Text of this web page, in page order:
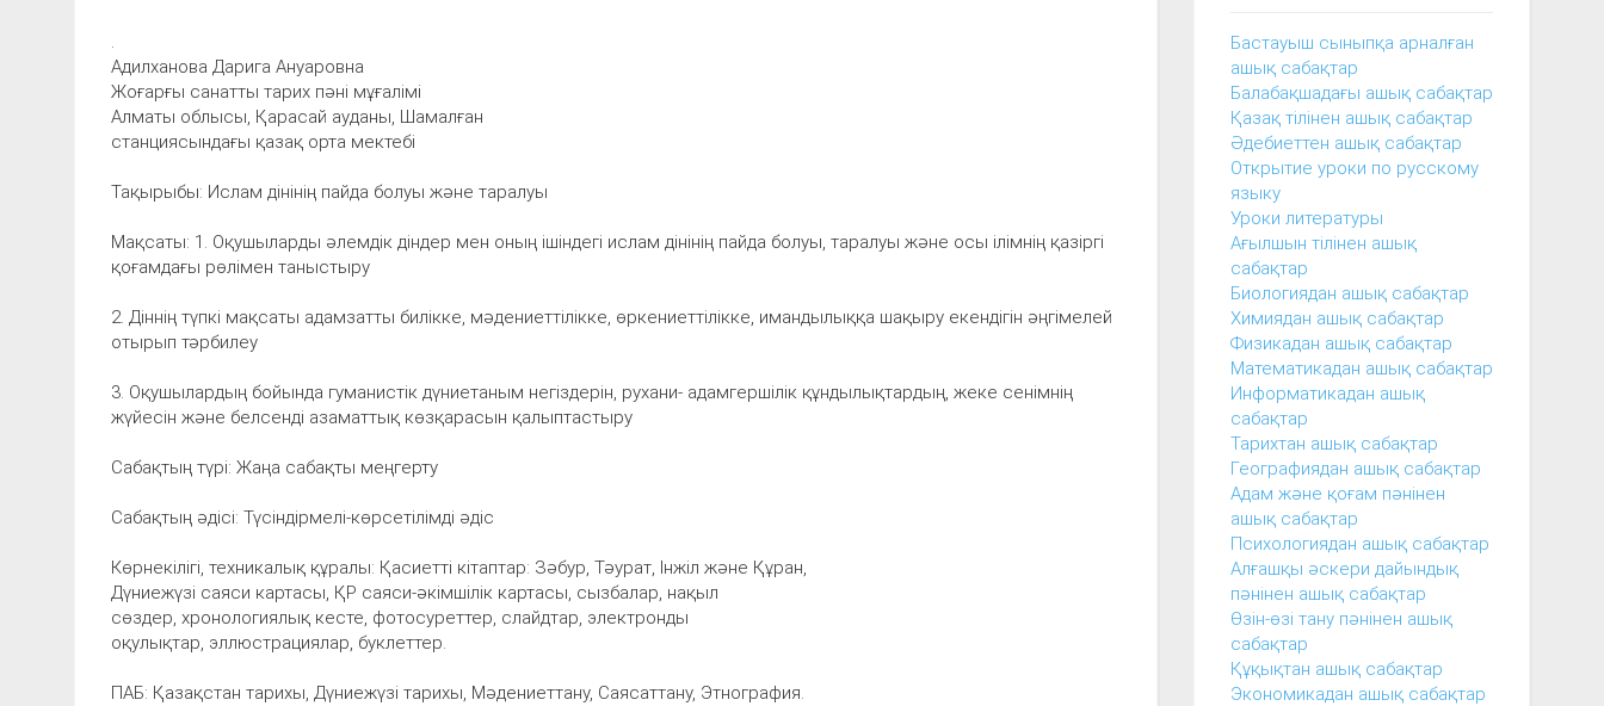
Адилханова Дарига Ануаровна
Жоғарғы санатты тарих пәні мұғалімі
Алматы облысы, Қарасай ауданы, Шамалған
станцияcындағы қазақ орта мектебі
Тақырыбы: Ислам дінінің пайда болуы және таралуы
Мақсаты: 1. Оқушыларды әлемдік діндер мен оның ішіндегі ислам дінінің пайда болуы, таралуы және осы ілімнің қазіргі
қоғамдағы рөлімен таныстыру
2. Діннің түпкі мақсаты адамзатты билікке, мәдениеттілікке, өркениеттілікке, имандылыққа шақыру екендігін әңгімелей
отырып тәрбилеу
3. Оқушылардың бойында гуманистік дүниетаным негіздерін, рухани- адамгершілік құндылықтардың, жеке сенімнің
жүйесін және белсенді азаматтық көзқарасын қалыптастыру
Сабақтың түрі: Жаңа сабақты меңгерту
Сабақтың әдісі: Түсіндірмелі-көрсетілімді әдіс
Көрнекілігі, техникалық құралы: Қасиетті кітаптар: Зәбур, Тәурат, Інжіл және Құран,
Дүниежүзі саяси картасы, ҚР саяси-әкімшілік картасы, сызбалар, нақыл
сөздер, хронологиялық кесте, фотосуреттер, слайдтар, электронды
оқулықтар, эллюстрациялар, буклеттер.
ПАБ: Қазақстан тарихы, Дүниежүзі тарихы, Мәдениеттану, Саясаттану, Этнография.
Бастауыш сыныпқа арналған
ашық сабақтар
Балабақшадағы ашық сабақтар
Қазақ тілінен ашық сабақтар
Әдебиеттен ашық сабақтар
Открытие уроки по русскому
языку
Уроки литературы
Ағылшын тілінен ашық
сабақтар
Биологиядан ашық сабақтар
Химиядан ашық сабақтар
Физикадан ашық сабақтар
Математикадан ашық сабақтар
Информатикадан ашық
сабақтар
Тарихтан ашық сабақтар
Географиядан ашық сабақтар
Адам және қоғам пәнінен
ашық сабақтар
Психологиядан ашық сабақтар
Алғашқы әскери дайындық
пәнінен ашық сабақтар
Өзін-өзі тану пәнінен ашық
сабақтар
Құқықтан ашық сабақтар
Экономикадан ашық сабақтар